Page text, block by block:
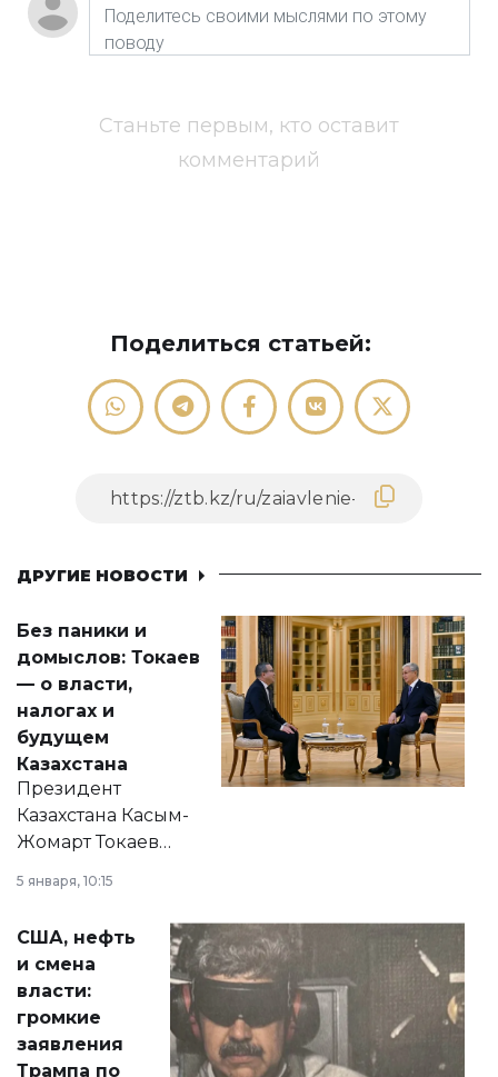
Станьте первым, кто оставит
комментарий
Поделиться статьей:
ДРУГИЕ НОВОСТИ
Без паники и
домыслов: Токаев
— о власти,
налогах и
будущем
Казахстана
Президент
Казахстана Касым-
Жомарт Токаев
сразу несколько
актуальных тем —
от слухов о
политических
реформах до
вопросов армии,
экономики и
5 января, 10:15
США, нефть
и смена
власти:
громкие
заявления
Трампа по